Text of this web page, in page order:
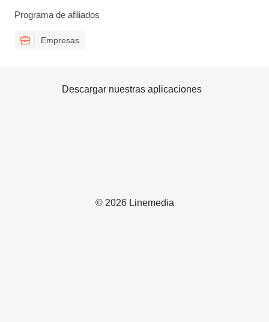
Programa de afiliados
Empresas
© 2026 Linemedia
Descargar nuestras aplicaciones